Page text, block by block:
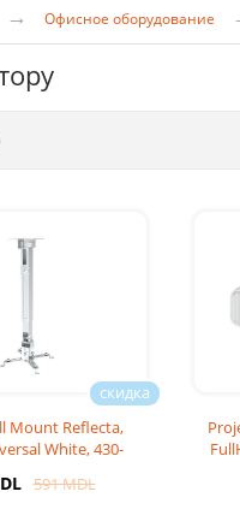
→ Офисное оборудование
Mount Reflecta,
White, 430-
591 MDL